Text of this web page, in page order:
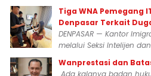
Tiga WNA Pemegang
Denpasar Terkait
DENPASAR — Kantor
melalui Seksi Intelijen
Wanprestasi dan